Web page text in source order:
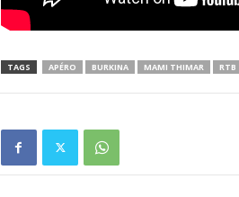
TAGS APÉRO BURKINA MAMI THIMAR RTB